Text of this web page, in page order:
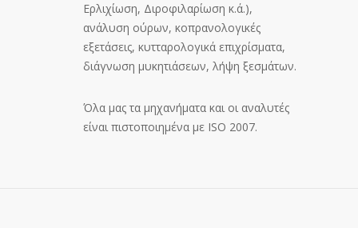
Ερλιχίωση, Διροφιλαρίωση κ.ά.),
ανάλυση ούρων, κοπρανολογικές
εξετάσεις, κυτταρολογικά επιχρίσματα,
διάγνωση μυκητιάσεων, λήψη ξεσμάτων.
Όλα μας τα μηχανήματα και οι αναλυτές
είναι πιστοποιημένα με ISO 2007.